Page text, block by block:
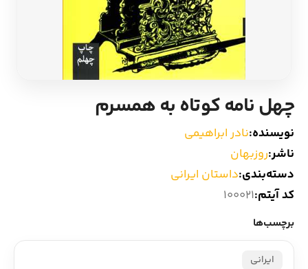
داستان کوتاه
شعر و متون کهن
ادبیات
چهل‏ نامه کوتاه به همسرم
نویسنده:نادر ابراهیمی
ناشر:روزبهان
دسته‌بندی:داستان ایرانی
کد آیتم:100021
برچسب‌ها
ایرانی